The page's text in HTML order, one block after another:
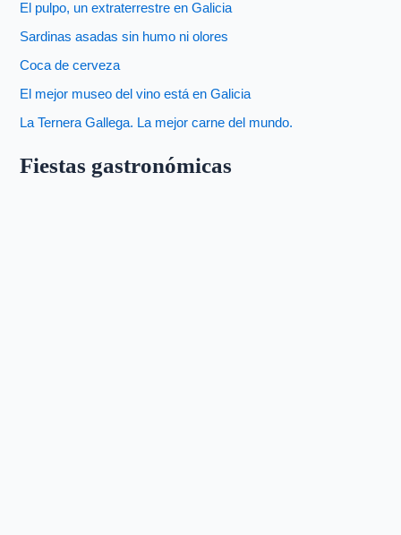
El pulpo, un extraterrestre en Galicia
Sardinas asadas sin humo ni olores
Coca de cerveza
El mejor museo del vino está en Galicia
La Ternera Gallega. La mejor carne del mundo.
Fiestas gastronómicas